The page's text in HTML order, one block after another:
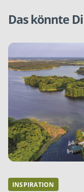
Das könnte
INSPIRATION